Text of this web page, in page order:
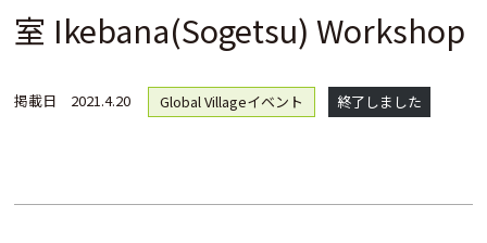
室 Ikebana(Sogetsu) Workshop
掲載日 2021.4.20 Global Villageイベント 終了しました